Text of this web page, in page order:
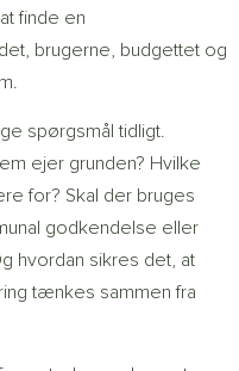
finde en
brugerne, budgettet og
spørgsmål tidligt.
ejer grunden? Hvilke
for? Skal der bruges
godkendelse eller
hvordan sikres det, at
tænkes sammen fra